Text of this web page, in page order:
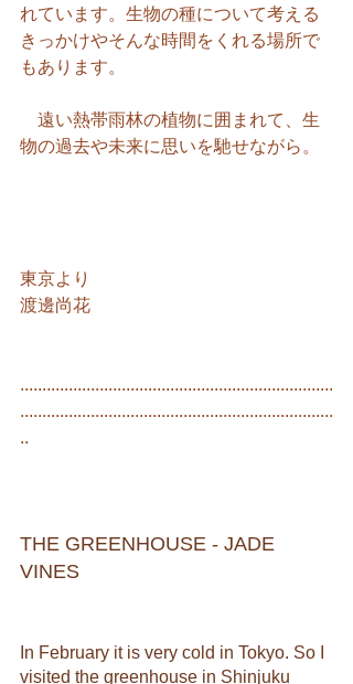
れています。生物の種について考える
きっかけやそんな時間をくれる場所で
もあります。
遠い熱帯雨林の植物に囲まれて、生
物の過去や未来に思いを馳せながら。
東京より
渡邊尚花
.......................................................................
.......................................................................
..
THE GREENHOUSE - JADE
VINES
In February it is very cold in Tokyo. So I
visited the greenhouse in Shinjuku